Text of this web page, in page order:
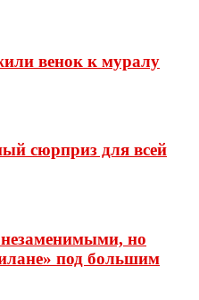
венок к муралу
сюрприз для всей
но
под большим